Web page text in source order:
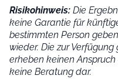
Risikohinweis: Die
keine Garantie für
bestimmten Person
wieder. Die zur
erheben keinen
keine Beratung dar.